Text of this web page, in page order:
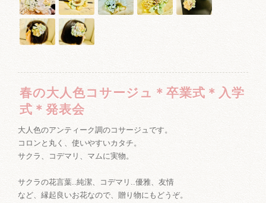
春の大人色コサージュ＊卒業式＊入学
式＊発表会
大人色のアンティーク調のコサージュです。
コロンと丸く、使いやすいカタチ。
サクラ、コデマリ、マムに実物。
サクラの花言葉..純潔、コデマリ..優雅、友情
など、縁起良いお花なので、贈り物にもどうぞ。